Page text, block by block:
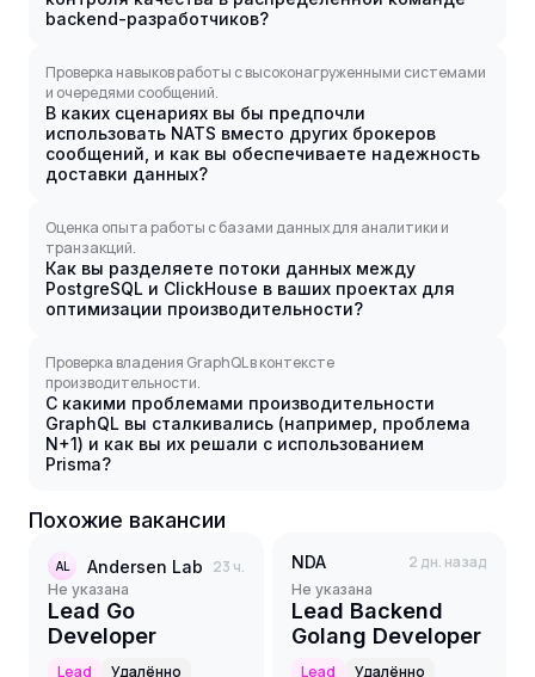
backend-разработчиков?
Проверка навыков работы с высоконагруженными системами
и очередями сообщений.
В каких сценариях вы бы предпочли
использовать NATS вместо других брокеров
сообщений, и как вы обеспечиваете надежность
доставки данных?
Оценка опыта работы с базами данных для аналитики и
транзакций.
Как вы разделяете потоки данных между
PostgreSQL и ClickHouse в ваших проектах для
оптимизации производительности?
Проверка владения GraphQL в контексте
производительности.
С какими проблемами производительности
GraphQL вы сталкивались (например, проблема
N+1) и как вы их решали с использованием
Prisma?
Похожие вакансии
AL Andersen Lab 23 ч.
Не указана
Lead Go
Developer
Lead Удалённо
NDA 2 дн. назад
Не указана
Lead Backend
Golang Developer
Lead Удалённо